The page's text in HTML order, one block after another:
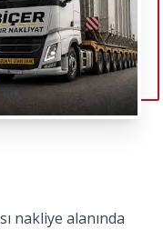
nakliye alanında